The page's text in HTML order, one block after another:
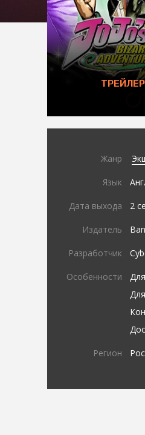
Жанр
Язык
Дата выхода 2
Издатель
Разработчик
Особенности
Регион